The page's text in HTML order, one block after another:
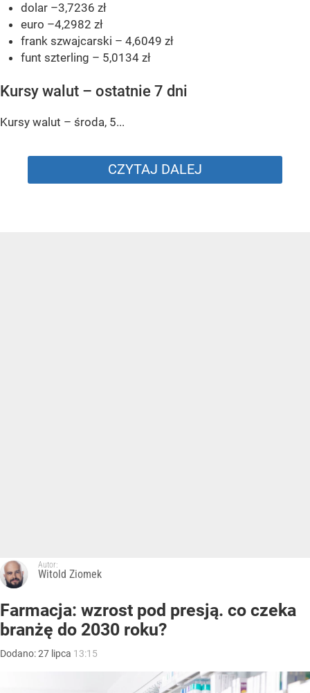
dolar –3,7236 zł
euro –4,2982 zł
frank szwajcarski – 4,6049 zł
funt szterling – 5,0134 zł
Kursy walut – ostatnie 7 dni
Kursy walut – środa, 5...
CZYTAJ DALEJ
Autor:
Witold Ziomek
Farmacja: wzrost pod presją. co czeka
branżę do 2030 roku?
Dodano:27 lipca 13:15